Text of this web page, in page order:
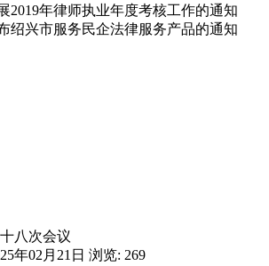
2019年律师执业年度考核工作的通知
绍兴市服务民企法律服务产品的通知
八次会议
年02月21日 浏览: 269